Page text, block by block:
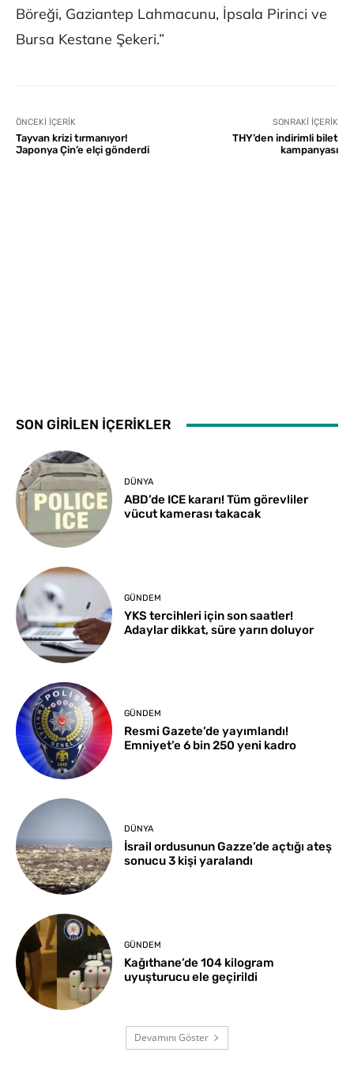
Böreği, Gaziantep Lahmacunu, İpsala Pirinci ve
Bursa Kestane Şekeri.”
ÖNCEKI İÇERIK
Tayvan krizi tırmanıyor!
Japonya Çin’e elçi gönderdi
SONRAKI İÇERIK
THY’den indirimli bilet
kampanyası
SON GİRİLEN İÇERİKLER
DÜNYA
ABD’de ICE kararı! Tüm görevliler
vücut kamerası takacak
GÜNDEM
YKS tercihleri için son saatler!
Adaylar dikkat, süre yarın doluyor
GÜNDEM
Resmi Gazete’de yayımlandı!
Emniyet’e 6 bin 250 yeni kadro
DÜNYA
İsrail ordusunun Gazze’de açtığı ateş
sonucu 3 kişi yaralandı
GÜNDEM
Kağıthane’de 104 kilogram
uyuşturucu ele geçirildi
Devamını Göster